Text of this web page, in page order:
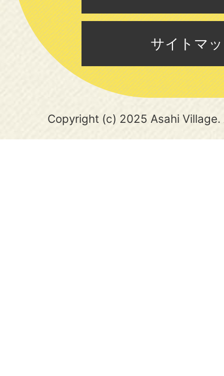
サイトマ
Copyright (c) 2025 Asahi Village.